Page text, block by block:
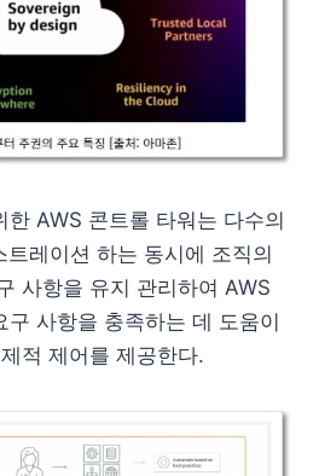
AWS 콘트롤 타워는 다수의
레이션 하는 동시에 조직의
사항을 유지 관리하여 AWS
구 사항을 충족하는 데 도움이
적 제어를 제공한다.